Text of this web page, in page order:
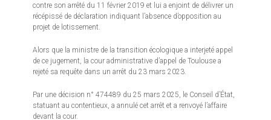
contre son arrêté du 11 février 2019 et lui a enjoint de délivrer un
récépissé de déclaration indiquant l’absence d’opposition au
projet de lotissement.
Alors que la ministre de la transition écologique a interjeté appel
de ce jugement, la cour administrative d’appel de Toulouse a
rejeté sa requête dans un arrêt du 23 mars 2023.
Par une décision n° 474489 du 25 mars 2025, le Conseil d’État,
statuant au contentieux, a annulé cet arrêt et a renvoyé l’affaire
devant la cour.